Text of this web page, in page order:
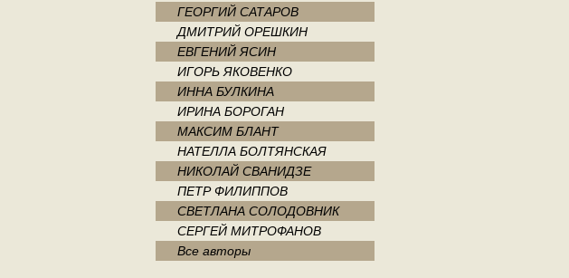
ГЕОРГИЙ САТАРОВ
ДМИТРИЙ ОРЕШКИН
ЕВГЕНИЙ ЯСИН
ИГОРЬ ЯКОВЕНКО
ИННА БУЛКИНА
ИРИНА БОРОГАН
МАКСИМ БЛАНТ
НАТЕЛЛА БОЛТЯНСКАЯ
НИКОЛАЙ СВАНИДЗЕ
ПЕТР ФИЛИППОВ
СВЕТЛАНА СОЛОДОВНИК
СЕРГЕЙ МИТРОФАНОВ
Все авторы